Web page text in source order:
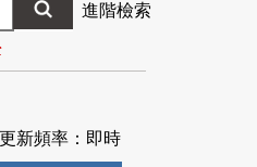
進階檢索
新頻率：即時